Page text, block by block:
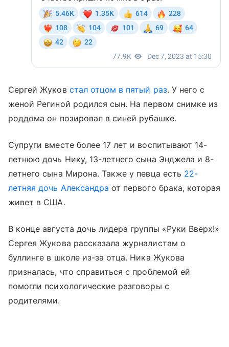
Сергей Жуков стал отцом в пятый раз. У него с
женой Региной родился сын. На первом снимке из
роддома он позировал в синей рубашке.
Супруги вместе более 17 лет и воспитывают 14-
летнюю дочь Нику, 13-летнего сына Энджела и 8-
летнего сына Мирона. Также у певца есть 22-
летняя дочь Александра от первого брака, которая
живет в США.
В конце августа дочь лидера группы «Руки Вверх!»
Сергея Жукова рассказала журналистам о
буллинге в школе из-за отца. Ника Жукова
призналась, что справиться с проблемой ей
помогли психологические разговоры с
родителями.